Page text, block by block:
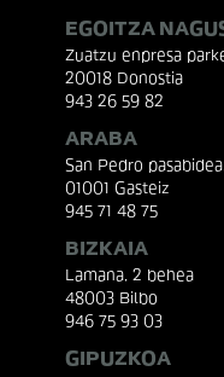
EGOITZA
Zuatzu enpresa
20018 Donostia
943 26 59 82
ARABA
San Pedro
01001 Gasteiz
945 71 48 75
BIZKAIA
Lamana, 2 behea
48003 Bilbo
946 75 93 03
GIPUZKOA